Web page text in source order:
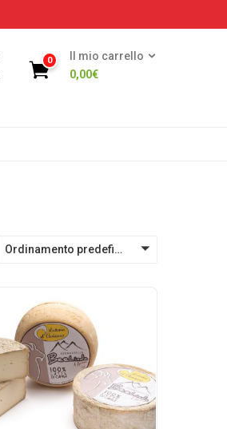
0
Il mio carrello
0,00€
Ordinamento predefinito